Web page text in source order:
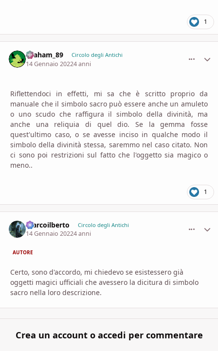
1
Graham_89 Circolo degli Antichi
14 Gennaio 20224 anni
Riflettendoci in effetti, mi sa che è scritto proprio da
manuale che il simbolo sacro può essere anche un amuleto
o uno scudo che raffigura il simbolo della divinità, ma
anche una reliquia di quel dio. Se la gemma fosse
quest'ultimo caso, o se avesse inciso in qualche modo il
simbolo della divinità stessa, saremmo nel caso citato. Non
ci sono poi restrizioni sul fatto che l'oggetto sia magico o
meno..
1
marcoilberto Circolo degli Antichi
14 Gennaio 20224 anni
AUTORE
Certo, sono d'accordo, mi chiedevo se esistessero già
oggetti magici ufficiali che avessero la dicitura di simbolo
sacro nella loro descrizione.
Crea un account o accedi per commentare